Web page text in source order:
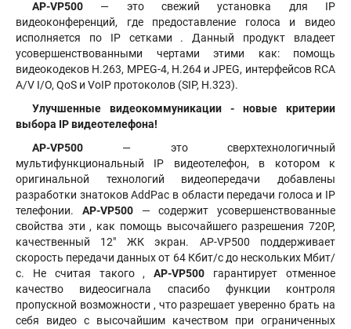
AP-VP500 — это свежий установка для IP
видеоконференций, где предоставление голоса и видео
исполняется по IP сетками . Данный продукт владеет
усовершенствованными чертами этими как: помощь
видеокодеков H.263, MPEG-4, H.264 и JPEG, интерфейсов RCA
A/V I/O, QoS и VoIP протоколов (SIP, H.323).
Улучшенные видеокоммуникации - новые критерии
выбора IP видеотелефона!
AP-VP500 — это сверхтехнологичный
мультифункциональный IP видеотелефон, в котором к
оригинальной технологий видеопередачи добавлены
разработки знатоков AddPac в области передачи голоса и IP
телефонии. AP-VP500— содержит усовершенствованные
свойства эти , как помощь высочайшего разрешения 720Р,
качественный 12" ЖК экран. AP-VP500 поддерживает
скорость передачи данных от 64 Кбит/с до нескольких Мбит/
с. Не считая такого ,AP-VP500 гарантирует отменное
качество видеосигнала спасибо функции контроля
пропускной возможности , что разрешает уверенно брать на
себя видео с высочайшим качеством при ограниченных